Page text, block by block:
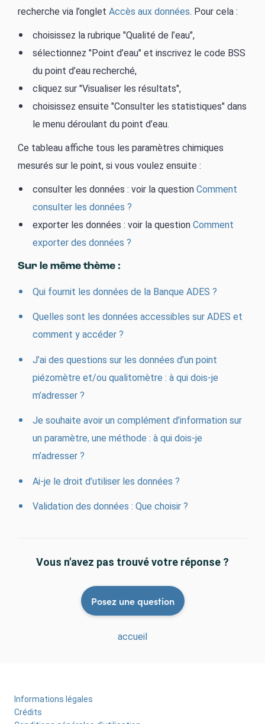
recherche via l’onglet Accès aux données. Pour cela :
choisissez la rubrique "Qualité de l’eau",
sélectionnez "Point d’eau" et inscrivez le code BSS
du point d’eau recherché,
cliquez sur "Visualiser les résultats",
choisissez ensuite "Consulter les statistiques" dans
le menu déroulant du point d’eau.
Ce tableau affiche tous les paramètres chimiques
mesurés sur le point, si vous voulez ensuite :
consulter les données : voir la question Comment
consulter les données ?
exporter les données : voir la question Comment
exporter des données ?
Sur le même thème :
Qui fournit les données de la Banque ADES ?
Quelles sont les données accessibles sur ADES et
comment y accéder ?
J’ai des questions sur les données d’un point
piézomètre et/ou qualitomètre : à qui dois-je
m’adresser ?
Je souhaite avoir un complément d’information sur
un paramètre, une méthode : à qui dois-je
m’adresser ?
Ai-je le droit d’utiliser les données ?
Validation des données : Que choisir ?
Vous n'avez pas trouvé votre réponse ?
Posez une question
accueil
Menu
Informations légales
Crédits